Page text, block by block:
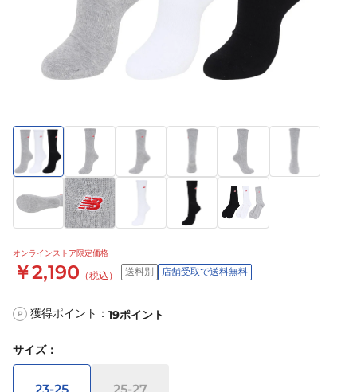
オンラインストア限定価格
￥2,190 （税込） 送料別 店舗受取で送料無料
P 獲得ポイント： 19ポイント
サイズ：
23-25 25-27